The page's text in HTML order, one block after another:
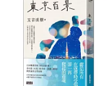
克里斯‧米勒(2)
克里斯．安德森(2)
啟明出版(2)
城邦原創(2)